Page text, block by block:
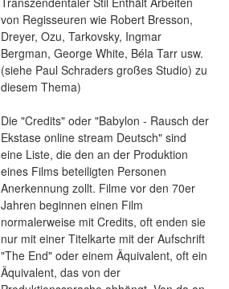
von Regisseuren wie Robert Bresson,
Dreyer, Ozu, Tarkovsky, Ingmar
Bergman, George White, Béla Tarr usw.
(siehe Paul Schraders großes Studio) zu
diesem Thema)
Die "Credits" oder "Babylon - Rausch der
Ekstase online stream Deutsch" sind
eine Liste, die den an der Produktion
eines Films beteiligten Personen
Anerkennung zollt. Filme vor den 70er
Jahren beginnen einen Film
normalerweise mit Credits, oft enden sie
nur mit einer Titelkarte mit der Aufschrift
"The End" oder einem Äquivalent, oft ein
Äquivalent, das von der